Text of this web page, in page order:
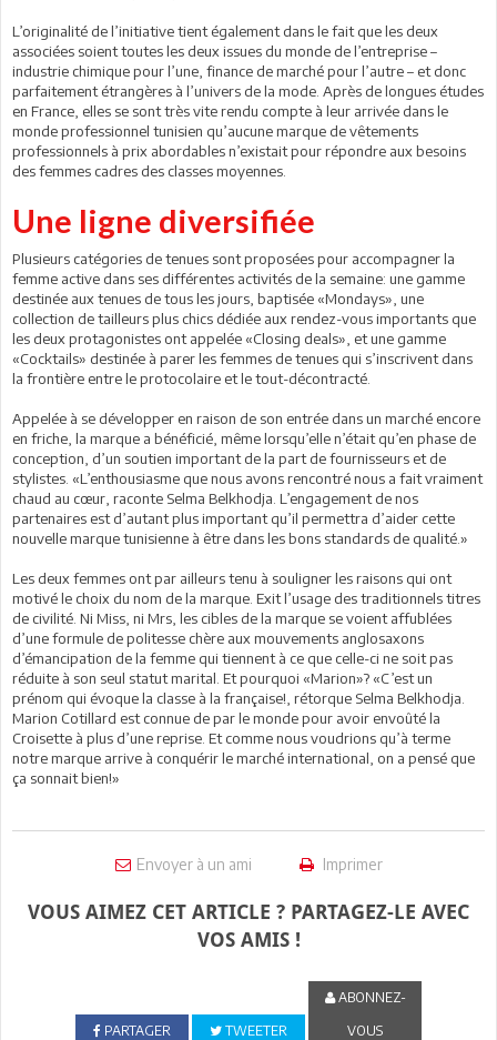
L’originalité de l’initiative tient également dans le fait que les deux
associées soient toutes les deux issues du monde de l’entreprise –
industrie chimique pour l’une, finance de marché pour l’autre – et donc
parfaitement étrangères à l’univers de la mode. Après de longues études
en France, elles se sont très vite rendu compte à leur arrivée dans le
monde professionnel tunisien qu’aucune marque de vêtements
professionnels à prix abordables n’existait pour répondre aux besoins
des femmes cadres des classes moyennes.
Une ligne diversifiée
Plusieurs catégories de tenues sont proposées pour accompagner la
femme active dans ses différentes activités de la semaine: une gamme
destinée aux tenues de tous les jours, baptisée «Mondays», une
collection de tailleurs plus chics dédiée aux rendez-vous importants que
les deux protagonistes ont appelée «Closing deals», et une gamme
«Cocktails» destinée à parer les femmes de tenues qui s’inscrivent dans
la frontière entre le protocolaire et le tout-décontracté.
Appelée à se développer en raison de son entrée dans un marché encore
en friche, la marque a bénéficié, même lorsqu’elle n’était qu’en phase de
conception, d’un soutien important de la part de fournisseurs et de
stylistes. «L’enthousiasme que nous avons rencontré nous a fait vraiment
chaud au cœur, raconte Selma Belkhodja. L’engagement de nos
partenaires est d’autant plus important qu’il permettra d’aider cette
nouvelle marque tunisienne à être dans les bons standards de qualité.»
Les deux femmes ont par ailleurs tenu à souligner les raisons qui ont
motivé le choix du nom de la marque. Exit l’usage des traditionnels titres
de civilité. Ni Miss, ni Mrs, les cibles de la marque se voient affublées
d’une formule de politesse chère aux mouvements anglosaxons
d’émancipation de la femme qui tiennent à ce que celle-ci ne soit pas
réduite à son seul statut marital. Et pourquoi «Marion»? «C’est un
prénom qui évoque la classe à la française!, rétorque Selma Belkhodja.
Marion Cotillard est connue de par le monde pour avoir envoûté la
Croisette à plus d’une reprise. Et comme nous voudrions qu’à terme
notre marque arrive à conquérir le marché international, on a pensé que
ça sonnait bien!»
Envoyer à un ami Imprimer
VOUS AIMEZ CET ARTICLE ? PARTAGEZ-LE AVEC
VOS AMIS !
PARTAGER TWEETER
ABONNEZ-
VOUS